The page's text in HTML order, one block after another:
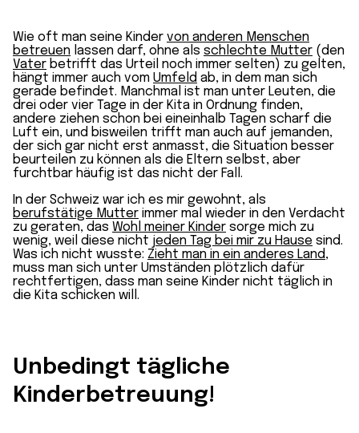
Wie oft man seine Kinder von anderen Menschen
betreuen lassen darf, ohne als schlechte Mutter (den
Vater betrifft das Urteil noch immer selten) zu gelten,
hängt immer auch vom Umfeld ab, in dem man sich
gerade befindet. Manchmal ist man unter Leuten, die
drei oder vier Tage in der Kita in Ordnung finden,
andere ziehen schon bei eineinhalb Tagen scharf die
Luft ein, und bisweilen trifft man auch auf jemanden,
der sich gar nicht erst anmasst, die Situation besser
beurteilen zu können als die Eltern selbst, aber
furchtbar häufig ist das nicht der Fall.
In der Schweiz war ich es mir gewohnt, als
berufstätige Mutter immer mal wieder in den Verdacht
zu geraten, das Wohl meiner Kinder sorge mich zu
wenig, weil diese nicht jeden Tag bei mir zu Hause sind.
Was ich nicht wusste: Zieht man in ein anderes Land,
muss man sich unter Umständen plötzlich dafür
rechtfertigen, dass man seine Kinder nicht täglich in
die Kita schicken will.
Unbedingt tägliche
Kinderbetreuung!